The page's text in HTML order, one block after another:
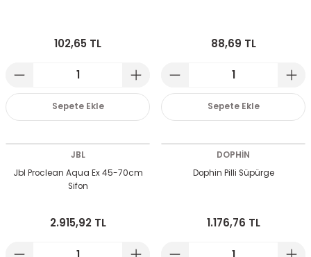
102,65 TL
Sepete Ekle
88,69 TL
Sepete Ekle
JBL
Jbl Proclean Aqua Ex 45-70cm
Sifon
2.915,92 TL
DOPHİN
Dophin Pilli Süpürge
1.176,76 TL